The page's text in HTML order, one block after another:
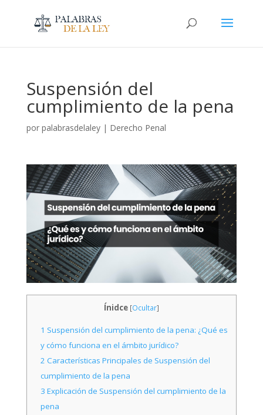
Suspensión del
cumplimiento de la pena
por palabrasdelaley| Derecho Penal
Ínidce [Ocultar]
1 Suspensión del cumplimiento de la pena: ¿Qué es
y cómo funciona en el ámbito jurídico?
2 Características Principales de Suspensión del
cumplimiento de la pena
3 Explicación de Suspensión del cumplimiento de la
pena